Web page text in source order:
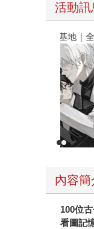
活動訊
春光
內容簡
100位
看圖記